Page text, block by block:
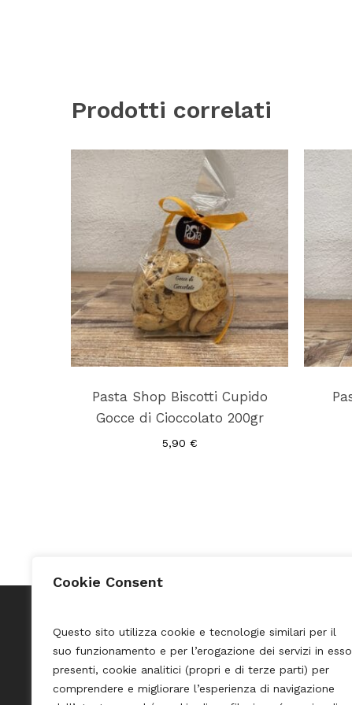
Cookie Consent
Questo sito utilizza cookie e tecnologie similari per il
suo funzionamento e per l’erogazione dei servizi in esso
presenti, cookie analitici (propri e di terze parti) per
comprendere e migliorare l’esperienza di navigazione
Prodotti correlati
Pasta Shop Biscotti Cupido
Gocce di Cioccolato 200gr
5,90 €
Pasta Shop Merano
Via Portici, 53
Credits
Privacy